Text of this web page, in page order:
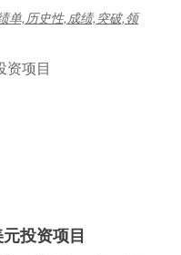
单,历史性,成绩,突破,领
投资项目